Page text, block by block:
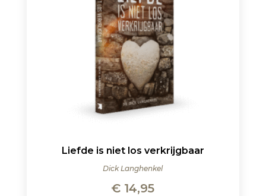
Liefde is niet los verkrijgbaar
Dick Langhenkel
€ 14,95